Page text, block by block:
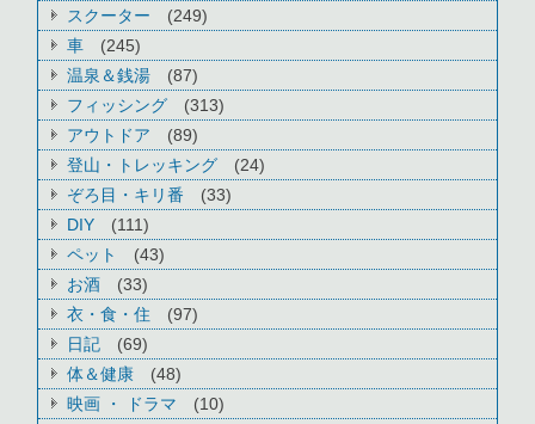
スクーター
(249)
車
(245)
温泉＆銭湯
(87)
フィッシング
(313)
アウトドア
(89)
登山・トレッキング
(24)
ぞろ目・キリ番
(33)
DIY
(111)
ペット
(43)
お酒
(33)
衣・食・住
(97)
日記
(69)
体＆健康
(48)
映画 ・ ドラマ
(10)